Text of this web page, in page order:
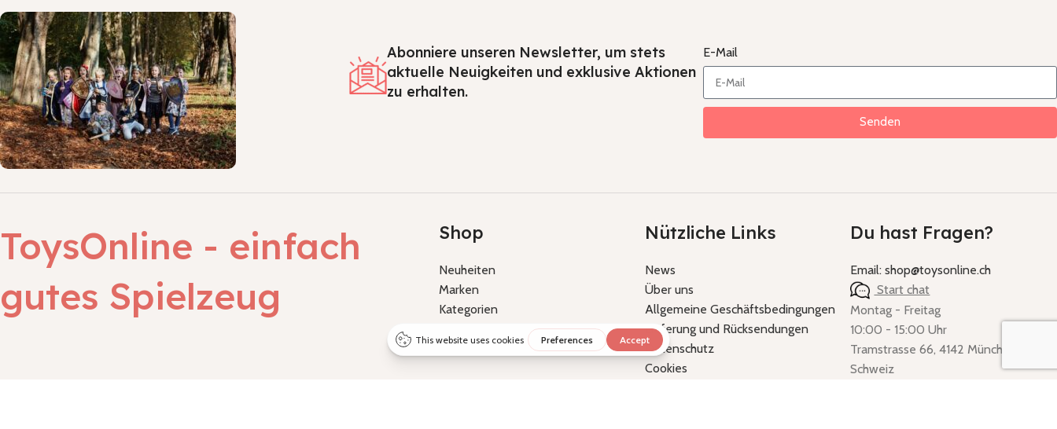
Abonniere unseren Newsletter, um stets
aktuelle Neuigkeiten und exklusive Aktionen
zu erhalten.
E-Mail
Senden
ToysOnline - einfach
gutes Spielzeug
Shop
Neuheiten
Marken
Kategorien
Nützliche Links
News
Über uns
Allgemeine Geschäftsbedingungen
Lieferung und Rücksendungen
Datenschutz
Cookies
Du hast Fragen?
Email: shop@toysonline.ch
Start chat
Montag - Freitag
10:00 - 15:00 Uhr
Tramstrasse 66, 4142 Münchenstein,
Schweiz